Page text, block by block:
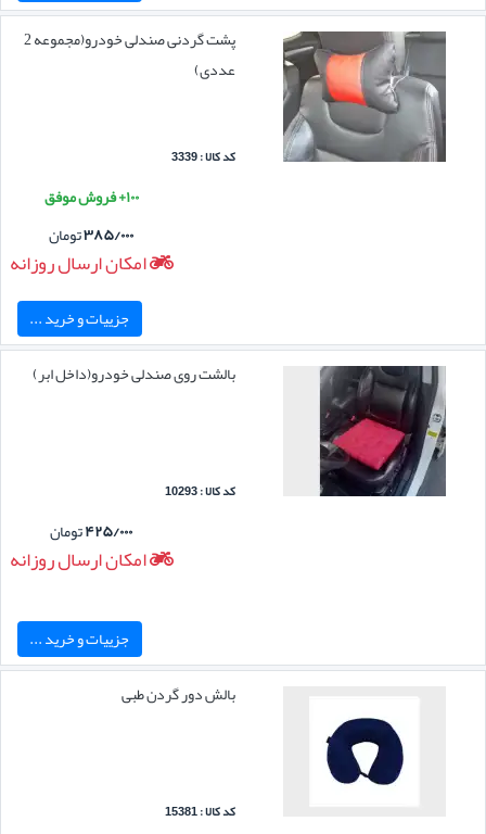
پشت گردنی صندلی خودرو(مجموعه 2
عددی)
کد کالا : 3339
۱۰۰+ فروش موفق
۳۸۵/۰۰۰تومان
امکان ارسال روزانه
جزییات و خرید ...
بالشت روی صندلی خودرو(داخل ابر)
کد کالا : 10293
۴۲۵/۰۰۰تومان
امکان ارسال روزانه
جزییات و خرید ...
بالش دور گردن طبی
کد کالا : 15381